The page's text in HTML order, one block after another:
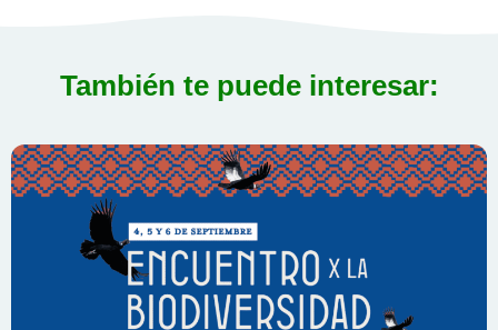
También te puede interesar: